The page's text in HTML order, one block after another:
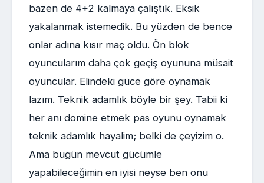
bazen de 4+2 kalmaya çalıştık. Eksik
yakalanmak istemedik. Bu yüzden de bence
onlar adına kısır maç oldu. Ön blok
oyuncularım daha çok geçiş oyununa müsait
oyuncular. Elindeki güce göre oynamak
lazım. Teknik adamlık böyle bir şey. Tabii ki
her anı domine etmek pas oyunu oynamak
teknik adamlık hayalim; belki de çeyizim o.
Ama bugün mevcut gücümle
yapabileceğimin en iyisi neyse ben onu